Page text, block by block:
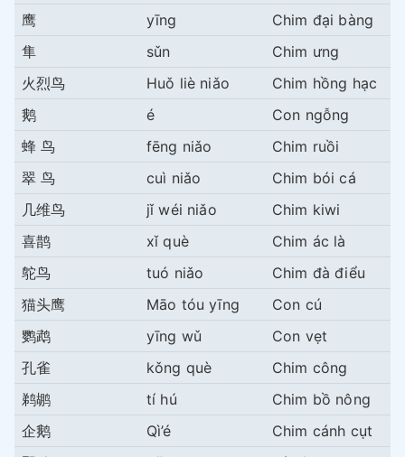
鹰 yīng
Chim đại bàng
隼
sǔn
Chim ưng
火烈鸟
Huǒ liè niǎo
Chim hồng hạc
鹅
é
Con ngỗng
蜂 鸟
fēng niǎo
Chim ruồi
翠 鸟
cuì niǎo
Chim bói cá
几维鸟
jǐ wéi niǎo
Chim kiwi
喜鹊
xǐ què
Chim ác là
鸵鸟
tuó niǎo
Chim đà điểu
猫头鹰
Māo tóu yīng
Con cú
鹦鹉
yīng wǔ
Con vẹt
孔雀
kǒng què
Chim công
鹈鹕
tí hú
Chim bồ nông
企鹅
Qì’é
Chim cánh cụt